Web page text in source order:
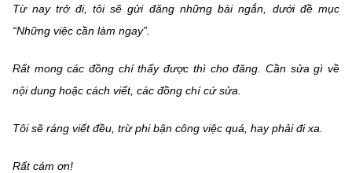
Tin tổng hợp
Sở hữu trí tuệ
Tiêu chuẩn, đo lường, chất lượng
Infographic
Từ nay trở đi, tôi sẽ gửi đăng những bài ngắn, dưới đề mục
“Những việc cần làm ngay”.
Rất mong các đồng chí thấy được thì cho đăng. Cần sửa gì về
nội dung hoặc cách viết, các đồng chí cứ sửa.
Tôi sẽ ráng viết đều, trừ phi bận công việc quá, hay phải đi xa.
Rất cám ơn!